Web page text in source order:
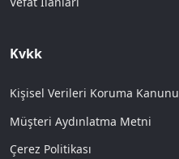
Kvkk
Kişisel Verileri Koruma Kanunu
Müşteri Aydınlatma Metni
Çerez Politikası